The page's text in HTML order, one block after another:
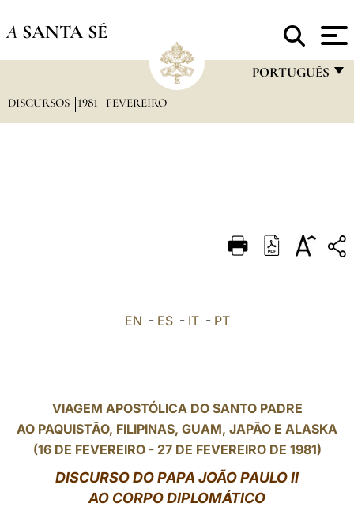
A SANTA SÉ
PORTUGUÊS
DEUTSCH
DISCURSOS 1981 FEVEREIRO
EN - ES- IT- PT
VIAGEM APOSTÓLICA DO SANTO PADRE
AO PAQUISTÃO, FILIPINAS, GUAM, JAPÃO E ALASKA
(16 DE FEVEREIRO - 27 DE FEVEREIRO DE 1981)
DISCURSO DO PAPA JOÃO PAULO II
AO CORPO DIPLOMÁTICO